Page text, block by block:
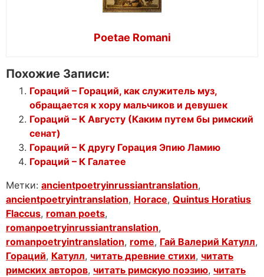
Poetae Romani
Похожие Записи:
Гораций – Гораций, как служитель муз,
обращается к хору мальчиков и девушек
Гораций – К Августу (Каким путем бы римский
сенат)
Гораций – К другу Горация Эпию Ламию
Гораций – К Галатее
Метки: ancientpoetryinrussiantranslation,
ancientpoetryintranslation, Horace, Quintus Horatius
Flaccus, roman poets,
romanpoetryinrussiantranslation,
romanpoetryintranslation, rome, Гай Валерий Катулл,
Гораций, Катулл, читать древние стихи, читать
римских авторов, читать римскую поэзию, читать